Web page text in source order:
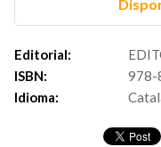
Editorial:
ISBN:
978-
Idioma: